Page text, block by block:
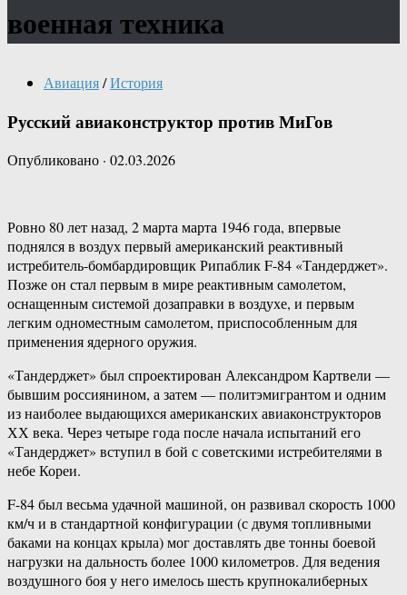
военная техника
Авиация/История
Русский авиаконструктор против МиГов
Опубликовано · 02.03.2026
Ровно 80 лет назад, 2 марта марта 1946 года, впервые
поднялся в воздух первый американский реактивный
истребитель-бомбардировщик Рипаблик F-84 «Тандерджет».
Позже он стал первым в мире реактивным самолетом,
оснащенным системой дозаправки в воздухе, и первым
легким одноместным самолетом, приспособленным для
применения ядерного оружия.
«Тандерджет» был спроектирован Александром Картвели —
бывшим россиянином, а затем — политэмигрантом и одним
из наиболее выдающихся американских авиаконструкторов
ХХ века. Через четыре года после начала испытаний его
«Тандерджет» вступил в бой с советскими истребителями в
небе Кореи.
F-84 был весьма удачной машиной, он развивал скорость 1000
км/ч и в стандартной конфигурации (с двумя топливными
баками на концах крыла) мог доставлять две тонны боевой
нагрузки на дальность более 1000 километров. Для ведения
воздушного боя у него имелось шесть крупнокалиберных